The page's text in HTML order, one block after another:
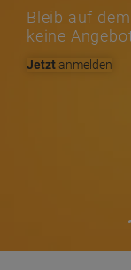
Bleib auf
keine
Jetztanmelden